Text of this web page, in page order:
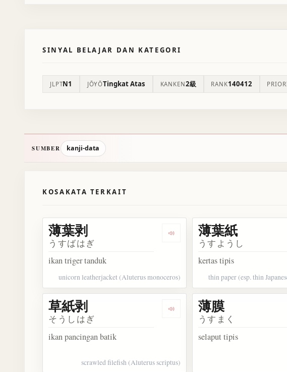
SINYAL BELAJAR DAN KATEGORI
JLPTN1 JŌYŌTingkat Atas KANKEN2級 RANK140412
SUMBER kanji-data
KOSAKATA TERKAIT
Dengarkan 薄葉剥
薄葉剥
うすばはぎ
ikan triger tanduk
unicorn leatherjacket (Aluterus monoceros)
薄葉紙
うすようし
kertas tipis
thin paper (esp. thin
Dengarkan 草紙剥
草紙剥
そうしはぎ
ikan pancingan batik
scrawled filefish (Aluterus scriptus)
薄膜
うすまく
selaput tipis